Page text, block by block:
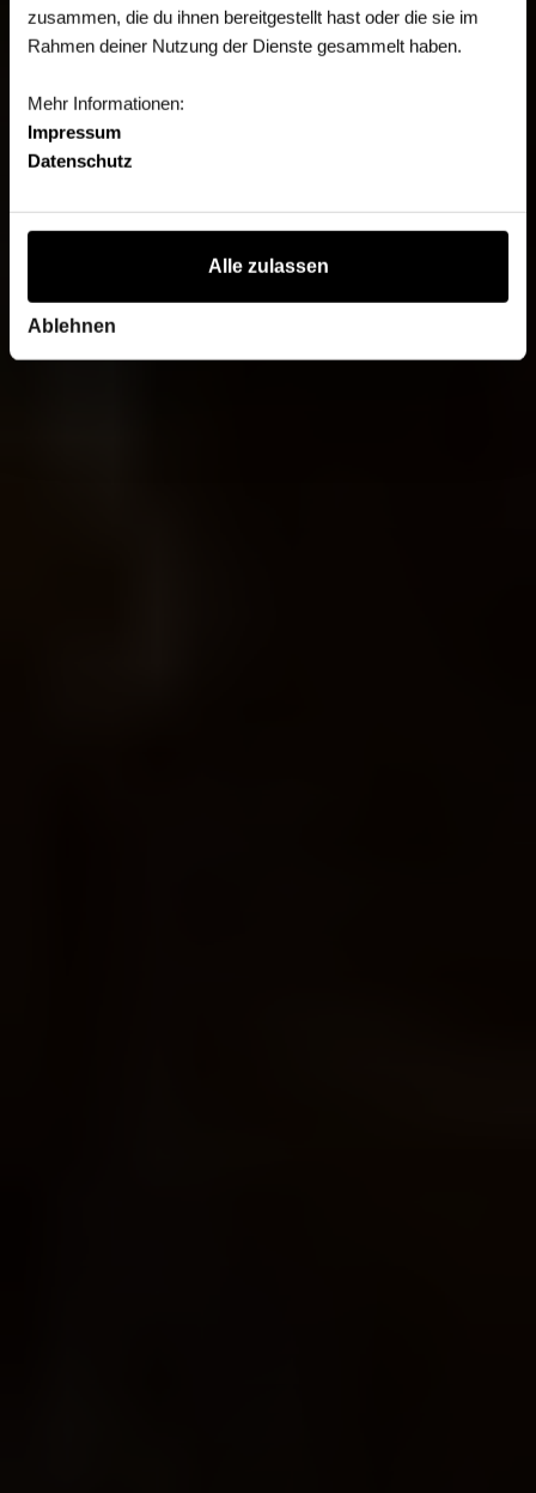
zusammen, die du ihnen bereitgestellt hast oder die sie im
Rahmen deiner Nutzung der Dienste gesammelt haben.
Mehr Informationen:
Impressum
Datenschutz
Alle zulassen
Ablehnen